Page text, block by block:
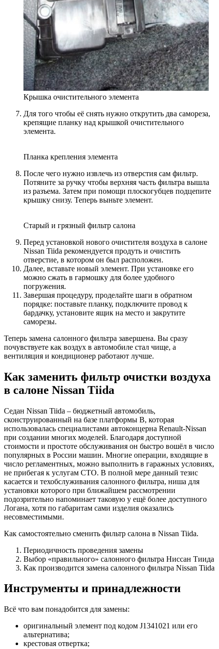
Крышка очистительного элемента
Для того чтобы её снять нужно открутить два самореза,
крепящие планку над крышкой очистительного
элемента.
Планка крепления элемента
После чего нужно извлечь из отверстия сам фильтр.
Потяните за ручку чтобы верхняя часть фильтра вышла
из разъема. Затем при помощи плоскогубцев подцепите
крышку снизу. Теперь выньте элемент.
Старый и грязный фильтр салона
Перед установкой нового очистителя воздуха в салоне
Nissan Tiida рекомендуется продуть и очистить
отверстие, в котором он был расположен.
Далее, вставьте новый элемент. При установке его
можно сжать в гармошку для более удобного
погружения.
Завершая процедуру, проделайте шаги в обратном
порядке: поставьте планку, подключите провод к
бардачку, установите ящик на место и закрутите
саморезы.
Теперь замена салонного фильтра завершена. Вы сразу
почувствуете как воздух в автомобиле стал чище, а
вентиляция и кондиционер работают лучше.
Как заменить фильтр очистки воздуха
в салоне Nissan Tiida
Седан Nissan Tiida – бюджетный автомобиль,
сконструированный на базе платформы B, которая
использовалась специалистами автоконцерна Renault-Nissan
при создании многих моделей. Благодаря доступной
стоимости и простоте обслуживания он быстро вошёл в число
популярных в России машин. Многие операции, входящие в
число регламентных, можно выполнить в гаражных условиях,
не прибегая к услугам СТО. В полной мере данный тезис
касается и техобслуживания салонного фильтра, ниша для
установки которого при ближайшем рассмотрении
подозрительно напоминает таковую у ещё более доступного
Логана, хотя по габаритам сами изделия оказались
несовместимыми.
Как самостоятельно сменить фильтр салона в Nissan Tiida.
Периодичность проведения замены
Выбор «правильного» салонного фильтра Ниссан Тиида
Как производится замена салонного фильтра Nissan Tiida
Инструменты и принадлежности
Всё что вам понадобится для замены:
оригинальный элемент под кодом J1341021 или его
альтернатива;
крестовая отвертка;